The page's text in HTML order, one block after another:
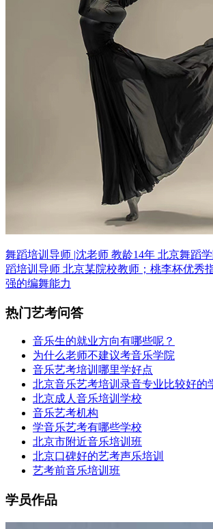
舞蹈培训导师 |沈老师 教龄14年 北京舞蹈
蹈培训导师 北京某院校教师；桃李杯优秀
强的编舞能力
热门艺考问答
音乐生的就业方向有哪些呢？
为什么老师不建议考音乐学院
音乐艺考培训哪里学好点
北京音乐艺考培训录音专业比较好的
北京成人音乐培训学校
音乐艺考机构
学音乐艺考有哪些学校
北京市附近音乐培训班
北京口碑好的艺考声乐培训
艺考前音乐培训班
学员作品